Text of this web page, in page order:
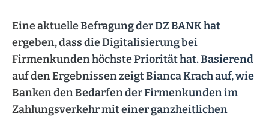
Eine aktuelle Befragung der DZ BANK hat
ergeben, dass die Digitalisierung bei
Firmenkunden höchste Priorität hat. Basierend
auf den Ergebnissen zeigt Bianca Krach auf, wie
Banken den Bedarfen der Firmenkunden im
Zahlungsverkehr mit einer ganzheitlichen